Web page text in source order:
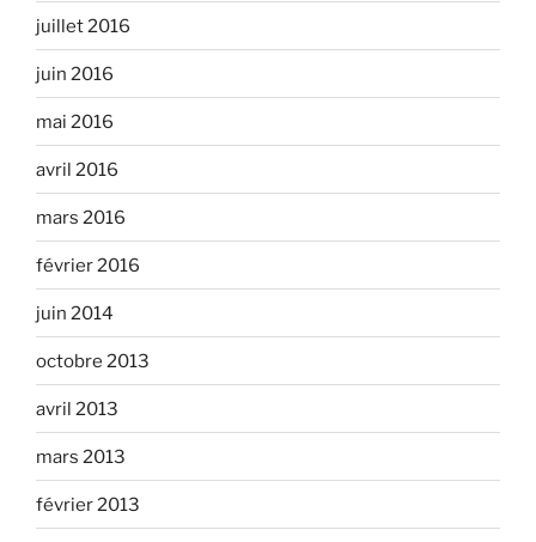
juillet 2016
juin 2016
mai 2016
avril 2016
mars 2016
février 2016
juin 2014
octobre 2013
avril 2013
mars 2013
février 2013